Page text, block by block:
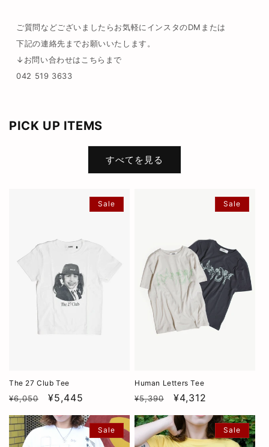
ご質問などございましたらお気軽にインスタのDMまたは
下記の連絡先までお願いいたします。
↓お問い合わせはこちらまで
042 519 3633
PICK UP ITEMS
すべてを見る
Sale
The 27 Club Tee
通
価
格
¥6,050 SALE
¥5,445
Sale
Human Letters Tee
通
価
格
¥5,390 SALE
¥4,312
Sale Sale